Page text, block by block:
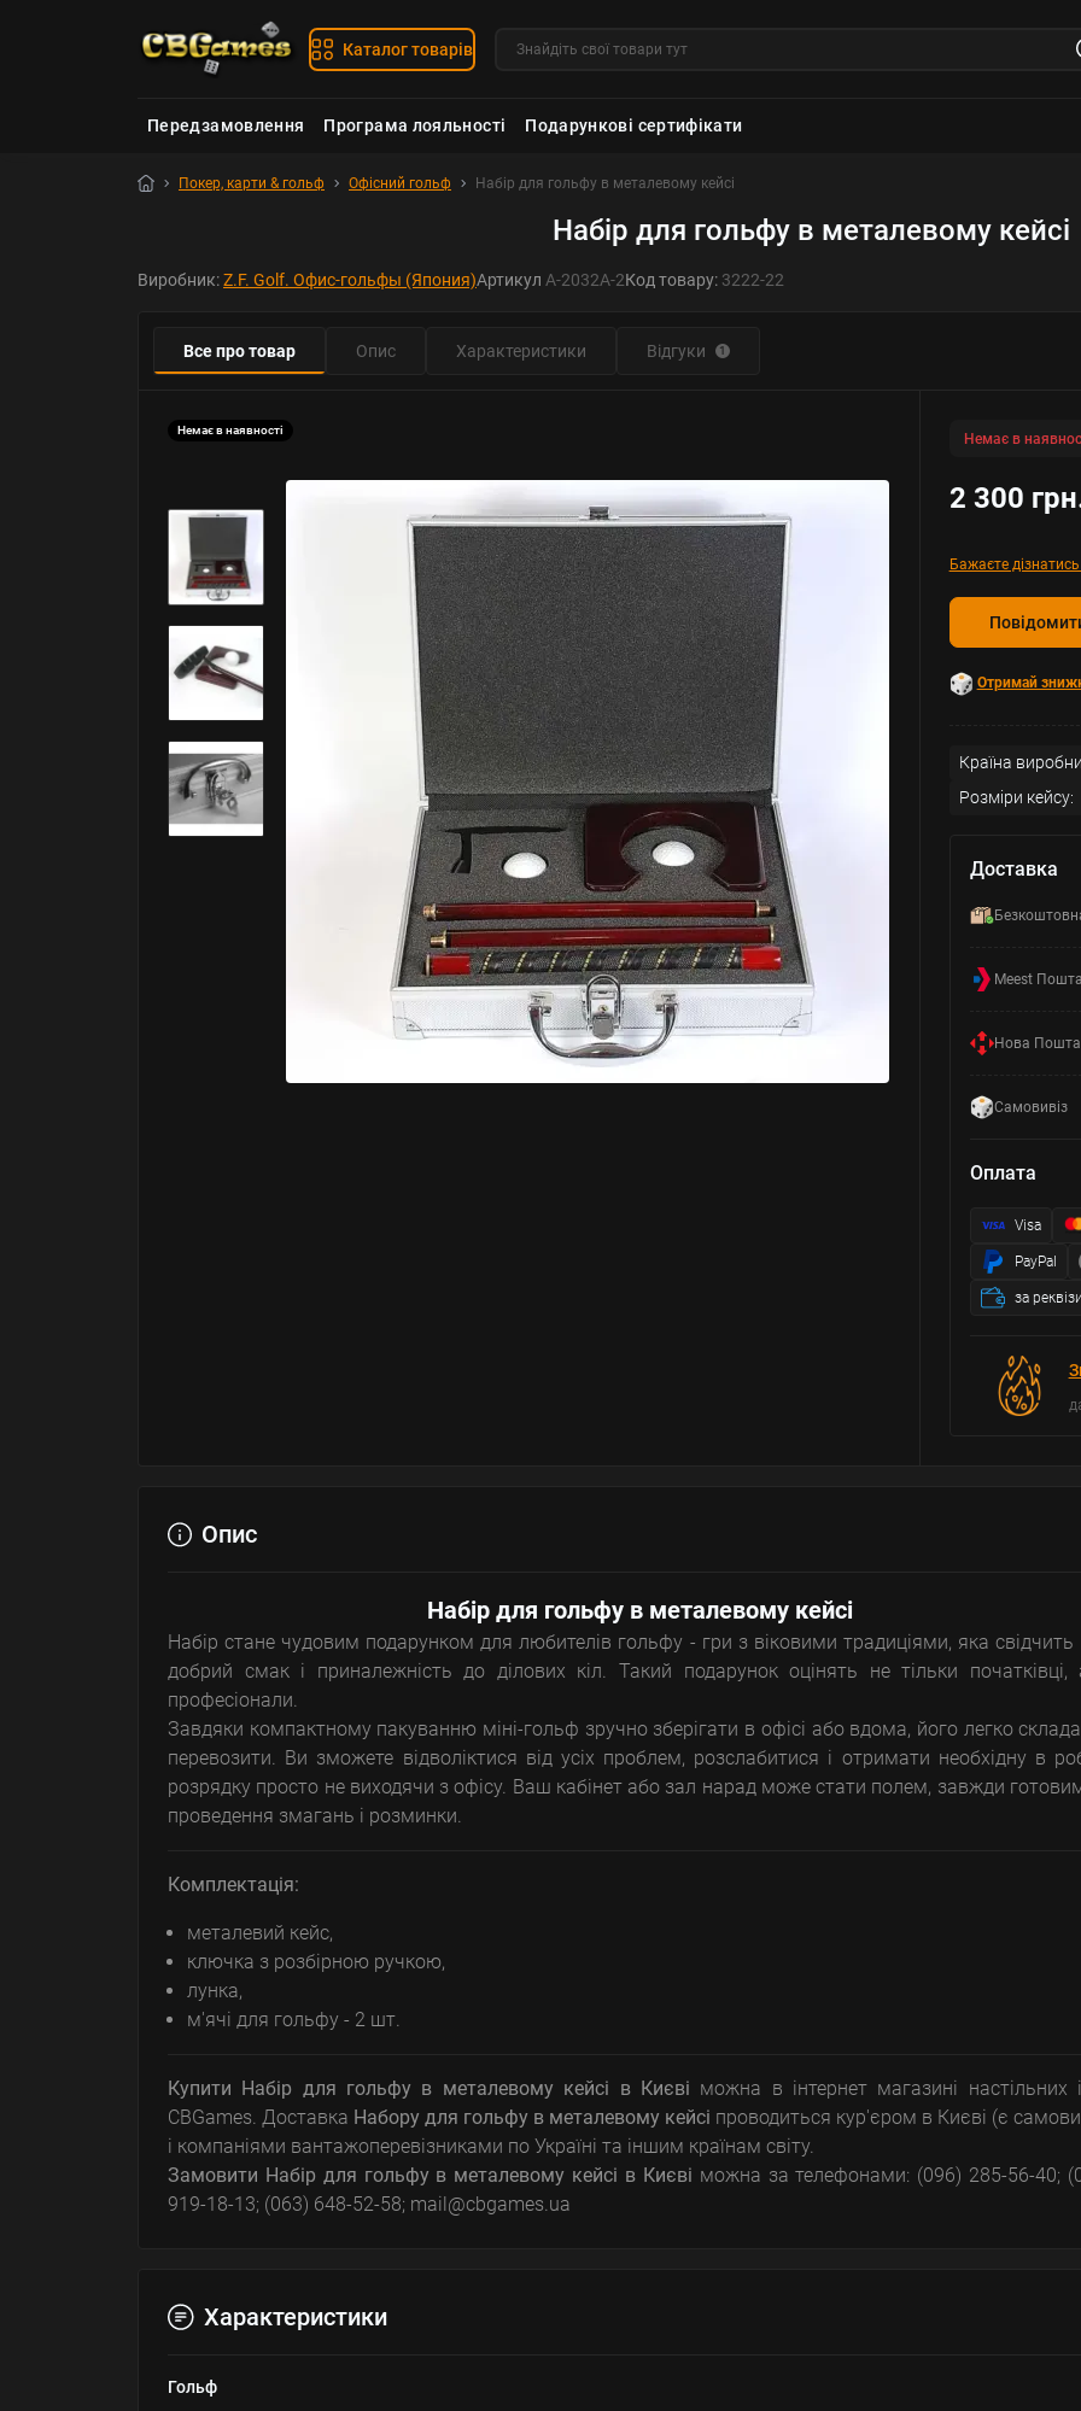
Каталог товарів
Передзамовлення Програма лояльності Подарункові сертифікати
Покер, карти & гольф Офісний гольф Набір для гольфу в металевому кейсі
Набір для гольфу в металевому кейсі
Виробник:Z.F. Golf. Офис-гольфы (Япония)Артикул A-2032A-2Код товару: 3222-22
Все про товар Опис Характеристики Відгуки 1
Немає в наявності Немає в
2 300
Бажаєте
Отримай
Країна
Розміри кейсу:
Доставка
Meest
Нова Пошта
Самовивіз
Оплата
Visa
PayPal
за
Опис
Набір для гольфу в металевому кейсі
Набір стане чудовим подарунком для любителів гольфу - гри з віковими традиціями, яка свідчить
добрий смак і приналежність до ділових кіл. Такий подарунок оцінять не тільки
професіонали.
Завдяки компактному пакуванню міні-гольф зручно зберігати в офісі або вдома, його легко
перевозити. Ви зможете відволіктися від усіх проблем, розслабитися і отримати необхідну в
розрядку просто не виходячи з офісу. Ваш кабінет або зал нарад може стати полем, завжди
проведення змагань і розминки.
Комплектація:
металевий кейс,
ключка з розбірною ручкою,
лунка,
м'ячі для гольфу - 2 шт.
Купити Набір для гольфу в металевому кейсі в Києві можна в інтернет магазині настільних
CBGames. Доставка Набору для гольфу в металевому кейсі проводиться кур'єром в Києві (є
і компаніями вантажоперевізниками по Україні та іншим країнам світу.
Замовити Набір для гольфу в металевому кейсі в Києві можна за телефонами: (096) 285-56-40;
919-18-13; (063) 648-52-58; mail@cbgames.ua
Характеристики
Гольф